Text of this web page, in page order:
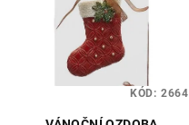
KÓD: 2664